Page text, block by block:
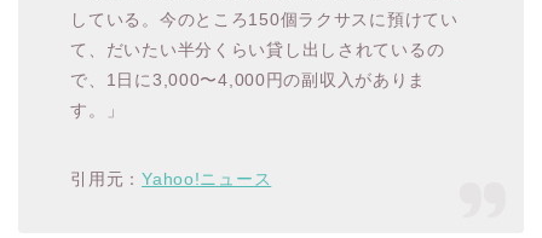
している。今のところ150個ラクサスに預けてい
て、だいたい半分くらい貸し出しされているの
で、1日に3,000〜4,000円の副収入がありま
す。」
引用元：Yahoo!ニュース